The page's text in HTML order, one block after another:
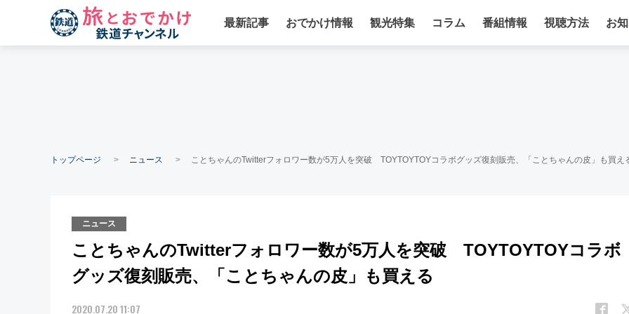
最新記事 おでかけ情報 観光特集 コラム 番組情報 視聴方法 お
トップページ ニュース ことちゃんのTwitterフォロワー数が5万人を突破 TOYTOYTOYコラボグッズ復刻販売、「ことちゃんの皮」も買え
ニュース
ことちゃんのTwitterフォロワー数が5万人を突破 TOYTOYTOYコラボ
グッズ復刻販売、「ことちゃんの皮」も買える
2020.07.20 11:07